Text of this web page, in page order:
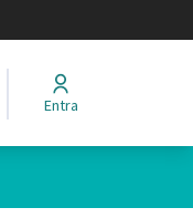
Entra